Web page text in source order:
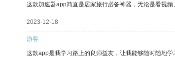
这款加速器app简直是居家旅行必备神器，无论是看视
2023-12-18
游客
这款app是我学习路上的良师益友，让我能够随时随地学